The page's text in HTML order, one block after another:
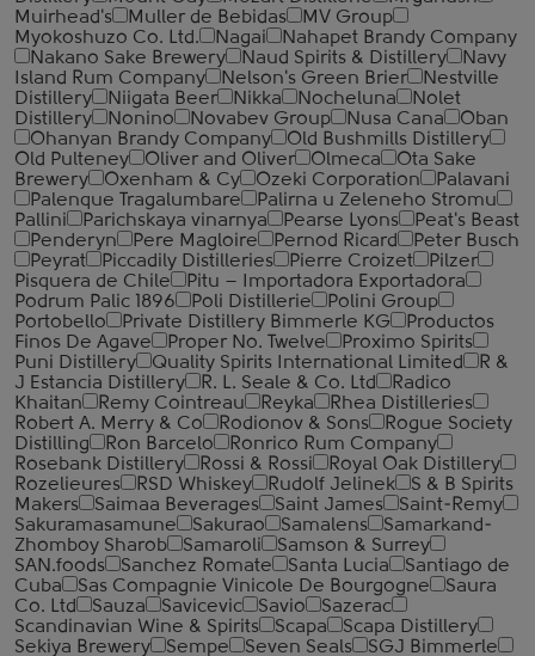
Muirhead's
Muller de Bebidas
MV Group
Myokoshuzo Co. Ltd.
Nagai
Nahapet Brandy Company
Nakano Sake Brewery
Naud Spirits & Distillery
Navy
Island Rum Company
Nelson's Green Brier
Nestville
Distillery
Niigata Beer Nikka Nocheluna
Nolet
Distillery
Nonino Novabev Group Nusa Cana
Oban
Ohanyan Brandy Company
Old Bushmills Distillery
Old Pulteney
Oliver and Oliver Olmeca
Ota Sake
Brewery
Oxenham & Cy Ozeki Corporation
Palavani
Palenque Tragalumbare
Palirna u Zeleneho Stromu
Pallini
Parichskaya vinarnya Pearse Lyons
Peat's Beast
Penderyn
Pere Magloire Pernod Ricard
Peter Busch
Peyrat
Piccadily Distilleries Pierre Croizet
Pilzer
Pisquera de Chile
Pitu – Importadora Exportadora
Podrum Palic 1896
Poli Distillerie
Polini Group
Portobello
Private Distillery Bimmerle KG
Productos
Finos De Agave
Proper No. Twelve
Proximo Spirits
Puni Distillery
Quality Spirits International Limited
R &
J Estancia Distillery
R. L. Seale & Co. Ltd
Radico
Khaitan
Remy Cointreau Reyka
Rhea Distilleries
Robert A. Merry & Co
Rodionov & Sons
Rogue Society
Distilling
Ron Barcelo
Ronrico Rum Company
Rosebank Distillery
Rossi & Rossi
Royal Oak Distillery
Rozelieures
RSD Whiskey Rudolf Jelinek
S & B Spirits
Makers
Saimaa Beverages Saint James
Saint-Remy
Sakuramasamune
Sakurao Samalens
Samarkand-
Zhomboy Sharob
Samaroli
Samson & Surrey
SAN.foods
Sanchez Romate Santa Lucia
Santiago de
Cuba
Sas Compagnie Vinicole De Bourgogne
Saura
Co. Ltd
Sauza Savicevic Savio
Sazerac
Scandinavian Wine & Spirits
Scapa
Scapa Distillery
Sekiya Brewery
Sempe Seven Seals
SGJ Bimmerle